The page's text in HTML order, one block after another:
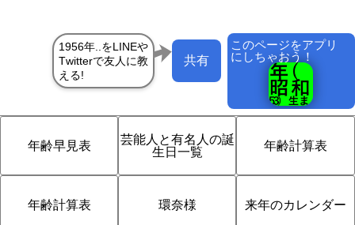
このページをアプリ
にしちゃおう！
共有
年齢早見表
芸能人と有名人の誕
生日一覧
年齢計算表
年齢計算表 環奈様 来年のカレンダー